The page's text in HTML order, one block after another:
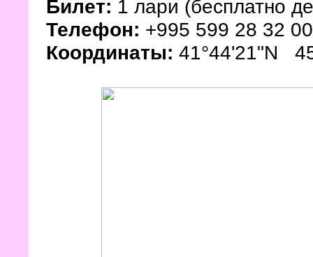
Билет: 1 лари (бесплатно
Телефон: +995 599 28 32 00
Координаты: 41°44'21"N